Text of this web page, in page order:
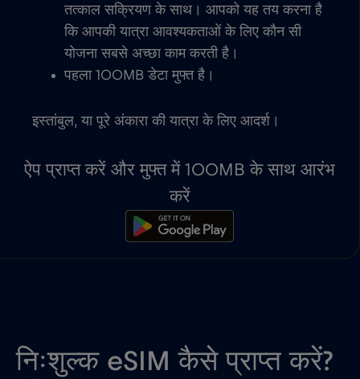
तत्काल सक्रियण के साथ। आपको यह तय करना है
कि आपकी यात्रा आवश्यकताओं के लिए कौन सी
योजना सबसे अच्छा काम करती है।
पहला 100MB डेटा मुफ्त है।
इस्तांबुल, या पूरे अंकारा की यात्रा के लिए आदर्श।
ऐप प्राप्त करें और मुफ्त में 100MB के साथ आरंभ
करें
निःशुल्क eSIM कैसे प्राप्त करें?